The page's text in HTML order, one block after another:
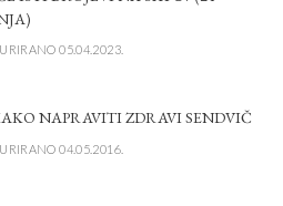
05.04.2023.
NAPRAVITI ZDRAVI SENDVIČ
04.05.2016.